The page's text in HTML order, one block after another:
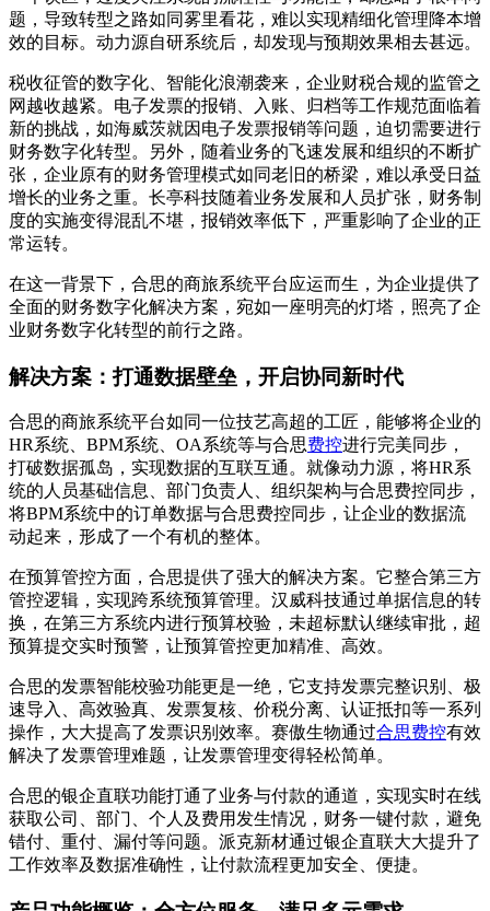
题，导致转型之路如同雾里看花，难以实现精细化管理降本增
效的目标。动力源自研系统后，却发现与预期效果相去甚远。
税收征管的数字化、智能化浪潮袭来，企业财税合规的监管之
网越收越紧。电子发票的报销、入账、归档等工作规范面临着
新的挑战，如海威茨就因电子发票报销等问题，迫切需要进行
财务数字化转型。另外，随着业务的飞速发展和组织的不断扩
张，企业原有的财务管理模式如同老旧的桥梁，难以承受日益
增长的业务之重。长亭科技随着业务发展和人员扩张，财务制
度的实施变得混乱不堪，报销效率低下，严重影响了企业的正
常运转。
在这一背景下，合思的商旅系统平台应运而生，为企业提供了
全面的财务数字化解决方案，宛如一座明亮的灯塔，照亮了企
业财务数字化转型的前行之路。
解决方案：打通数据壁垒，开启协同新时代
合思的商旅系统平台如同一位技艺高超的工匠，能够将企业的
HR系统、BPM系统、OA系统等与合思费控进行完美同步，
打破数据孤岛，实现数据的互联互通。就像动力源，将HR系
统的人员基础信息、部门负责人、组织架构与合思费控同步，
将BPM系统中的订单数据与合思费控同步，让企业的数据流
动起来，形成了一个有机的整体。
在预算管控方面，合思提供了强大的解决方案。它整合第三方
管控逻辑，实现跨系统预算管理。汉威科技通过单据信息的转
换，在第三方系统内进行预算校验，未超标默认继续审批，超
预算提交实时预警，让预算管控更加精准、高效。
合思的发票智能校验功能更是一绝，它支持发票完整识别、极
速导入、高效验真、发票复核、价税分离、认证抵扣等一系列
操作，大大提高了发票识别效率。赛傲生物通过合思费控有效
解决了发票管理难题，让发票管理变得轻松简单。
合思的银企直联功能打通了业务与付款的通道，实现实时在线
获取公司、部门、个人及费用发生情况，财务一键付款，避免
错付、重付、漏付等问题。派克新材通过银企直联大大提升了
工作效率及数据准确性，让付款流程更加安全、便捷。